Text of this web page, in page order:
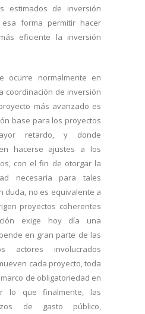
estimados de inversión
forma permitir hacer
eficiente la inversión
ocurre normalmente en
coordinación de inversión
más avanzado es
base para los proyectos
retardo, y donde
hacerse ajustes a los
con el fin de otorgar la
necesaria para tales
duda, no es equivalente a
proyectos coherentes
exige hoy día una
en gran parte de las
actores involucrados
cada proyecto, toda
de obligatoriedad en
lo que finalmente, las
de gasto público,